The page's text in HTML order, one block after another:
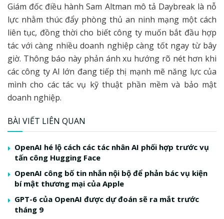
Giám đốc điều hành Sam Altman mô tả Daybreak là nỗ
lực nhằm thúc đẩy phòng thủ an ninh mạng một cách
liên tục, đồng thời cho biết công ty muốn bắt đầu hợp
tác với càng nhiều doanh nghiệp càng tốt ngay từ bây
giờ. Thông báo này phản ánh xu hướng rõ nét hơn khi
các công ty AI lớn đang tiếp thị mạnh mẽ năng lực của
mình cho các tác vụ kỹ thuật phần mềm và bảo mật
doanh nghiệp.
BÀI VIẾT LIÊN QUAN
OpenAI hé lộ cách các tác nhân AI phối hợp trước vụ
tấn công Hugging Face
OpenAI công bố tin nhắn nội bộ để phản bác vụ kiện
bí mật thương mại của Apple
GPT-6 của OpenAI được dự đoán sẽ ra mắt trước
tháng 9